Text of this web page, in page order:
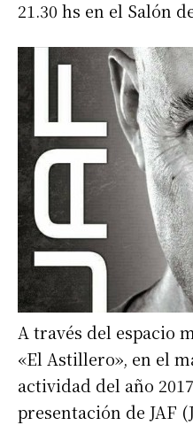
Suscribirme gratis
Dirección de correo
Nombre
Apellidos
21.30 hs en el Salón
A través del espacio
«El Astillero», en el
actividad del año
presentación de JAF